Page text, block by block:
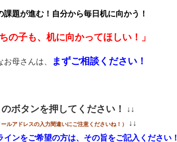
課題が進む！ 自分から毎日机に向かう！
ちの子も、机に向かってほしい！」
お母さんは、 まずご相談ください！
のボタンを押してください！
↓↓
ールアドレスの入力間違いにご注意くださいね！）
↓↓
インをご希望の方は、その旨をご記入ください！